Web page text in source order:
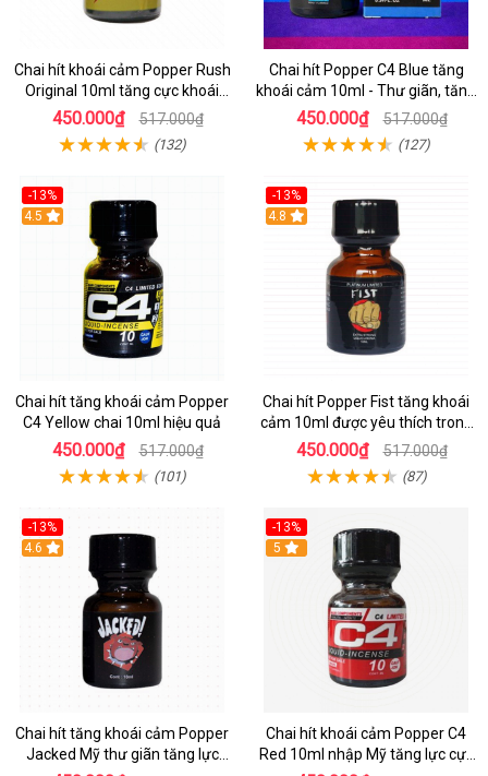
Chai hít khoái cảm Popper Rush
Original 10ml tăng cực khoái
nhanh
450.000₫ 517.000₫
(132)
Chai hít Popper C4 Blue tăng
khoái cảm 10ml - Thư giãn, tăng
lực quan hệ
450.000₫ 517.000₫
(127)
-13%
Hot
4.5
Chai hít tăng khoái cảm Popper
C4 Yellow chai 10ml hiệu quả
450.000₫ 517.000₫
(101)
-13%
Hot
4.8
Chai hít Popper Fist tăng khoái
cảm 10ml được yêu thích trong
giới Poppers
450.000₫ 517.000₫
(87)
-13%
Hot
4.6
Chai hít tăng khoái cảm Popper
Jacked Mỹ thư giãn tăng lực
-13%
Hot
5
Chai hít khoái cảm Popper C4
Red 10ml nhập Mỹ tăng lực cực